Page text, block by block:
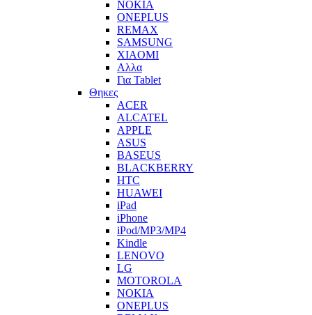
NOKIA
ONEPLUS
REMAX
SAMSUNG
XIAOMI
Αλλα
Για Tablet
Θηκες
ACER
ALCATEL
APPLE
ASUS
BASEUS
BLACKBERRY
HTC
HUAWEI
iPad
iPhone
iPod/MP3/MP4
Kindle
LENOVO
LG
MOTOROLA
NOKIA
ONEPLUS